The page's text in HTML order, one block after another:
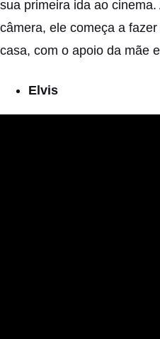
sua primeira ida ao
câmera, ele começa a
casa, com o apoio da mãe
Elvis